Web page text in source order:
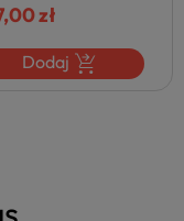
Dąb Miodowy
zł
Dodaj